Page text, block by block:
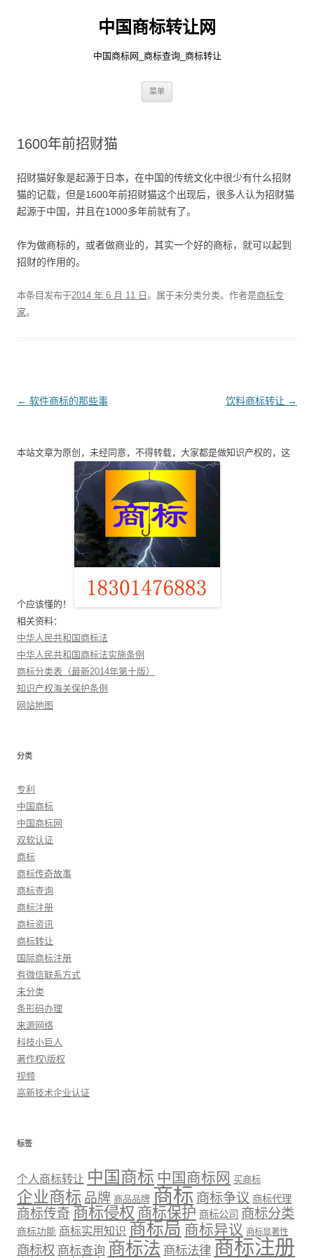
中国商标转让网
中国商标网_商标查询_商标转让
菜单
1600年前招财猫
招财猫好象是起源于日本，在中国的传统文化中很少有什么招财
猫的记载，但是1600年前招财猫这个出现后，很多人认为招财猫
起源于中国，并且在1000多年前就有了。
作为做商标的，或者做商业的，其实一个好的商标，就可以起到
招财的作用的。
本条目发布于2014 年 6 月 11 日 。属于未分类分类。 作者是商标专
家。
文
航
← 软件商标的那些事 饮料商标转让 →
本站文章为原创，未经同意，不得转载，大家都是做知识产权的，这
个应该懂的！
相关资料：
中华人民共和国商标法
中华人民共和国商标法实施条例
商标分类表（最新2014年第十版）
知识产权海关保护条例
网站地图
分类
专利
中国商标
中国商标网
双软认证
商标
商标传奇故事
商标查询
商标注册
商标资讯
商标转让
国际商标注册
有微信联系方式
未分类
条形码办理
来源网络
科技小巨人
著作权\版权
视频
高新技术企业认证
标签
个人商标转让 中国商标 中国商标网 买商标
企业商标 品牌 商品品牌 商标 商标争议 商标代理
商标传奇 商标侵权 商标保护 商标公司 商标分类
商标功能 商标实用知识 商标局 商标异议 商标显著性
商标权 商标查询 商标法 商标法律 商标注册